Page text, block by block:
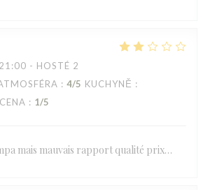
- HOSTÉ 2
: 4/5 KUCHYNĚ :
: 1/5
mais mauvais rapport qualité prix…